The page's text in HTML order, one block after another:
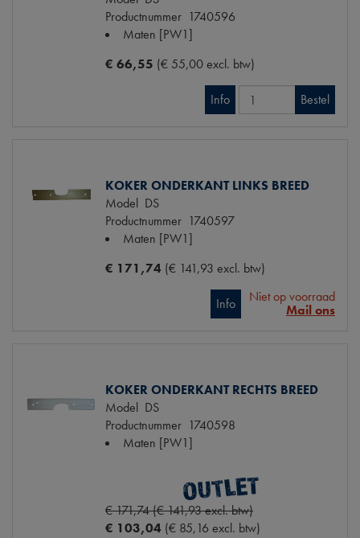
Productnummer 1740596
Maten [PW1]
€ 66,55 (€ 55,00 excl. btw)
Info Bestel
KOKER ONDERKANT LINKS BREED
Model DS
Productnummer 1740597
Maten [PW1]
€ 171,74 (€ 141,93 excl. btw)
Info
Niet op voorraad
Mail ons
KOKER ONDERKANT RECHTS BREED
Model DS
Productnummer 1740598
Maten [PW1]
€ 171,74 (€ 141,93 excl. btw)
€ 103,04 (€ 85,16 excl. btw)